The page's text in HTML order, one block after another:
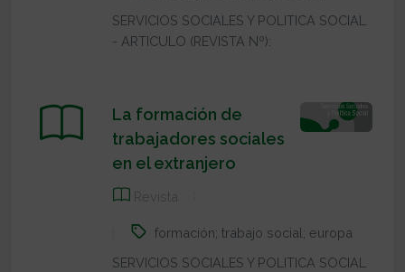
SERVICIOS SOCIALES Y POLITICA SOCIAL
- ARTICULO (REVISTA Nº):
La formación de
trabajadores sociales
en el extranjero
Revista
formación; trabajo social; europa
SERVICIOS SOCIALES Y POLITICA SOCIAL